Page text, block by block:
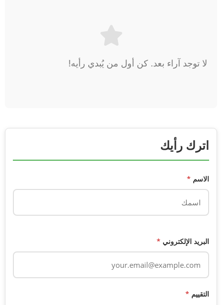
لا توجد آراء بعد. كن أول من يُبدي رأيه!
اترك رأيك
الاسم *
البريد الإلكتروني *
التقييم *